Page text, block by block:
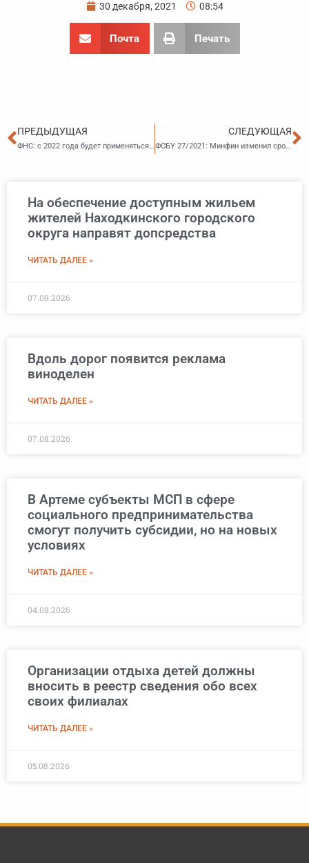
30 декабря, 2021 08:54
Почта Печать
Пред
ПРЕДЫДУЩАЯ
ФНС: с 2022 года будет применяться новый порядок налогообложения ряда земельных участков
СЛЕДУЮЩАЯ
ФСБУ 27/2021: Минфин изменил срок применения нормы о хранении документов бухгалтерского учета
На обеспечение доступным жильем
жителей Находкинского городского
округа направят допсредства
ЧИТАТЬ ДАЛЕЕ »
07.08.2026
Вдоль дорог появится реклама
виноделен
ЧИТАТЬ ДАЛЕЕ »
07.08.2026
В Артеме субъекты МСП в сфере
социального предпринимательства
смогут получить субсидии, но на новых
условиях
ЧИТАТЬ ДАЛЕЕ »
04.08.2026
Организации отдыха детей должны
вносить в реестр сведения обо всех
своих филиалах
ЧИТАТЬ ДАЛЕЕ »
05.08.2026